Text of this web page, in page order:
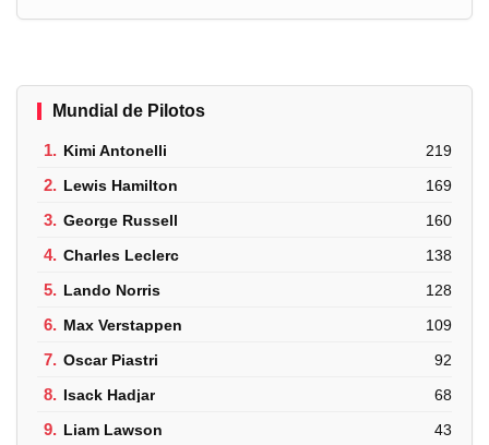
Mundial de Pilotos
1. Kimi Antonelli 219
2. Lewis Hamilton 169
3. George Russell 160
4. Charles Leclerc 138
5. Lando Norris 128
6. Max Verstappen 109
7. Oscar Piastri 92
8. Isack Hadjar 68
9. Liam Lawson 43